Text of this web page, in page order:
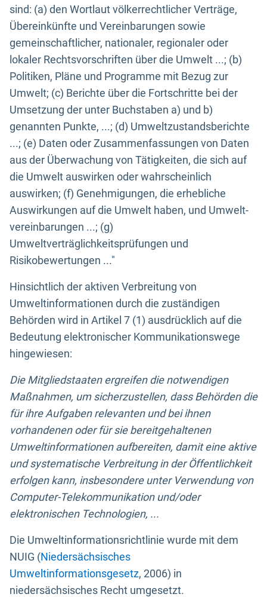
sind: (a) den Wortlaut völkerrechtlicher Verträge,
Übereinkünfte und Vereinbarungen sowie
gemeinschaftlicher, nationaler, regionaler oder
lokaler Rechtsvorschriften über die Umwelt ...; (b)
Politiken, Pläne und Programme mit Bezug zur
Umwelt; (c) Berichte über die Fortschritte bei der
Umsetzung der unter Buchstaben a) und b)
genannten Punkte, ...; (d) Umweltzustandsberichte
...; (e) Daten oder Zusammenfassungen von Daten
aus der Überwachung von Tätigkeiten, die sich auf
die Umwelt auswirken oder wahrscheinlich
auswirken; (f) Genehmigungen, die erhebliche
Auswirkungen auf die Umwelt haben, und Umwelt-
vereinbarungen ...; (g)
Umweltverträglichkeitsprüfungen und
Risikobewertungen ..."
Hinsichtlich der aktiven Verbreitung von
Umweltinformationen durch die zuständigen
Behörden wird in Artikel 7 (1) ausdrücklich auf die
Bedeutung elektronischer Kommunikationswege
hingewiesen:
Die Mitgliedstaaten ergreifen die notwendigen
Maßnahmen, um sicherzustellen, dass Behörden die
für ihre Aufgaben relevanten und bei ihnen
vorhandenen oder für sie bereitgehaltenen
Umweltinformationen aufbereiten, damit eine aktive
und systematische Verbreitung in der Öffentlichkeit
erfolgen kann, insbesondere unter Verwendung von
Computer-Telekommunikation und/oder
elektronischen Technologien, ...
Die Umweltinformationsrichtlinie wurde mit dem
NUIG (Niedersächsisches
Umweltinformationsgesetz, 2006) in
niedersächsisches Recht umgesetzt.